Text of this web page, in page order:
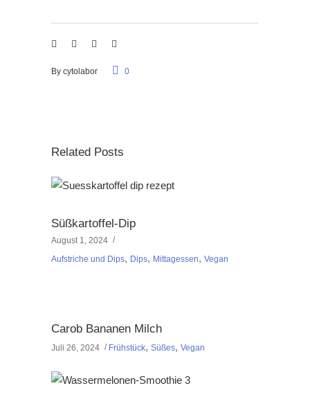
By cytolabor 0
Related Posts
Süßkartoffel-Dip
August 1, 2024
Aufstriche und Dips, Dips, Mittagessen, Vegan
Carob Bananen Milch
Juli 26, 2024 Frühstück, Süßes, Vegan